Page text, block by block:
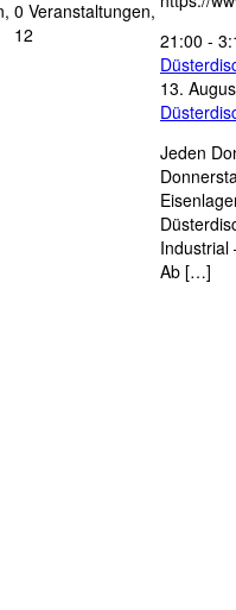
0 Veranstaltungen,
12
21:00 -
13.
Jeden
Industrial
Ab […]